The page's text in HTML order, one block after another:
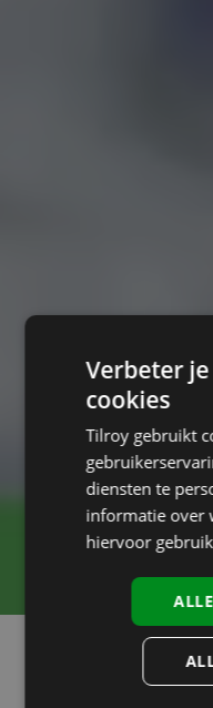
Het aantal webshops
Verbeter
cookies
Tilroy gebruikt
diensten te
informatie over
hiervoor